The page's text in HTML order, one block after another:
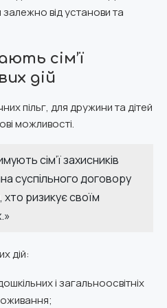
залежно від установи та
сім’ї
дій
пільг, для дружини та дітей
можливості.
сім’ї захисників
суспільного договору
ризикує своїм
дій:
і загальноосвітніх